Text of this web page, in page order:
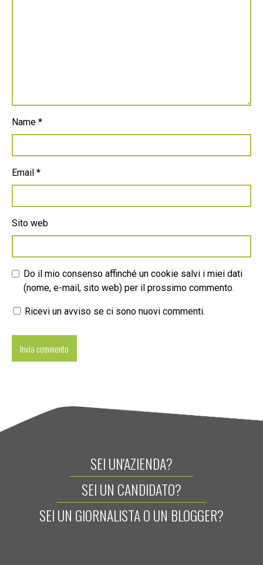
Name *
Email *
Sito web
Do il mio consenso affinché un cookie salvi i miei dati
(nome, e-mail, sito web) per il prossimo commento.
Ricevi un avviso se ci sono nuovi commenti.
SEI UN'AZIENDA?
SEI UN CANDIDATO?
SEI UN GIORNALISTA O UN BLOGGER?